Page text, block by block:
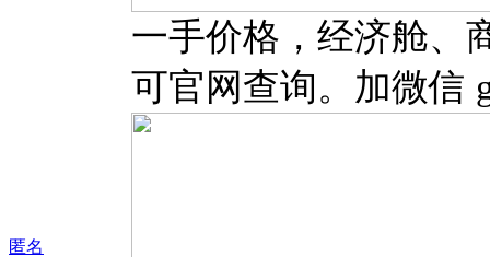
匿名
一手价格，经济舱、
可官网查询。加微信